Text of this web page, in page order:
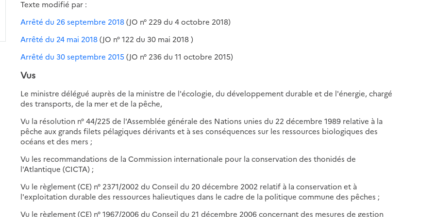
Texte modifié par :
Arrêté du 26 septembre 2018(JO n° 229 du 4 octobre 2018)
Arrêté du 24 mai 2018(JO n° 122 du 30 mai 2018 )
Arrêté du 30 septembre 2015 (JO n° 236 du 11 octobre 2015)
Vus
Le ministre délégué auprès de la ministre de l'écologie, du développement durable et de l'énergie, chargé
des transports, de la mer et de la pêche,
Vu la résolution n° 44/225 de l'Assemblée générale des Nations unies du 22 décembre 1989 relative à la
pêche aux grands filets pélagiques dérivants et à ses conséquences sur les ressources biologiques des
océans et des mers ;
Vu les recommandations de la Commission internationale pour la conservation des thonidés de
l'Atlantique (CICTA) ;
Vu le règlement (CE) n° 2371/2002 du Conseil du 20 décembre 2002 relatif à la conservation et à
l'exploitation durable des ressources halieutiques dans le cadre de la politique commune des pêches ;
Vu le règlement (CE) n° 1967/2006 du Conseil du 21 décembre 2006 concernant des mesures de gestion